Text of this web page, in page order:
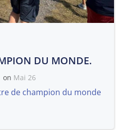
DU MONDE.
on Mai 26
de champion du monde